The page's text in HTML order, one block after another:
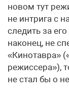
новом тут
не интрига с
следить за
наконец, не
«Кинотавра»
режиссера»),
не стал бы о